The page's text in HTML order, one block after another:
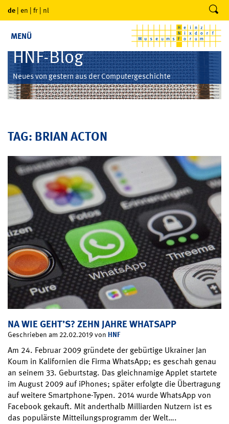
de | en | fr | nl
MENÜ
HNF-Blog
Neues von gestern aus der Computergeschichte
TAG: BRIAN ACTON
NA WIE GEHT’S? ZEHN JAHRE WHATSAPP
Geschrieben am 22.02.2019 von HNF
Am 24. Februar 2009 gründete der gebürtige Ukrainer Jan
Koum in Kalifornien die Firma WhatsApp; es geschah genau
an seinem 33. Geburtstag. Das gleichnamige Applet startete
im August 2009 auf iPhones; später erfolgte die Übertragung
auf weitere Smartphone-Typen. 2014 wurde WhatsApp von
Facebook gekauft. Mit anderthalb Milliarden Nutzern ist es
das populärste Mitteilungsprogramm der Welt….